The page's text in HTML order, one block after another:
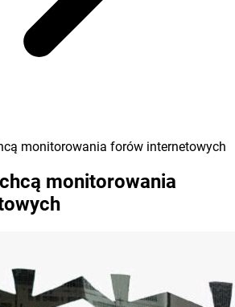
monitorowania forów internetowych
monitorowania